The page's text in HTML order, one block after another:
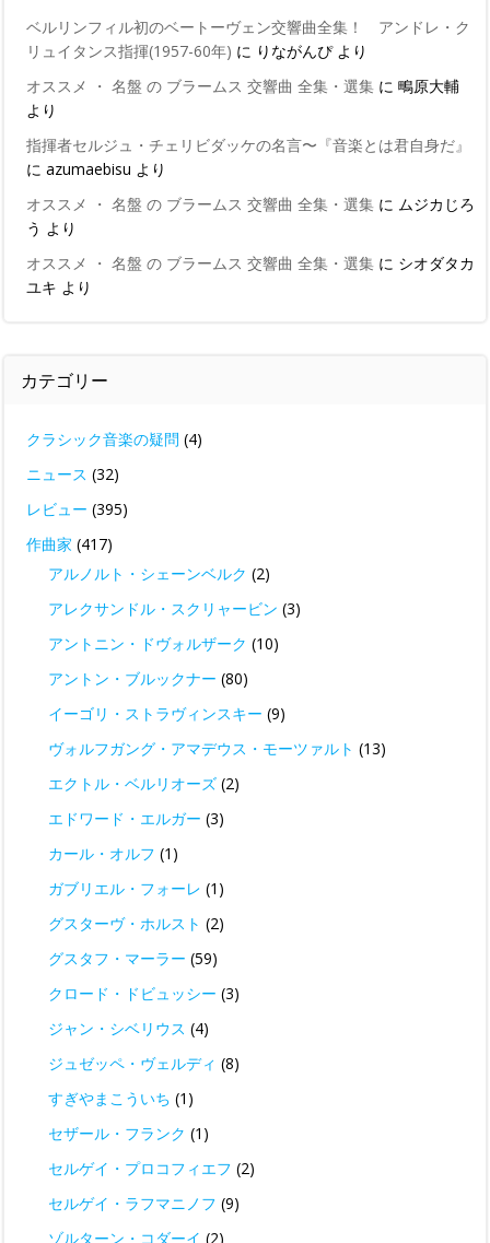
ベルリンフィル初のベートーヴェン交響曲全集！ アンドレ・ク
リュイタンス指揮(1957-60年) に りながんぴより
オススメ ・ 名盤 の ブラームス 交響曲 全集・選集 に 鴫原大輔
より
指揮者セルジュ・チェリビダッケの名言〜『音楽とは君自身だ』
に azumaebisu より
オススメ ・ 名盤 の ブラームス 交響曲 全集・選集 に ムジカじろ
う より
オススメ ・ 名盤 の ブラームス 交響曲 全集・選集 に シオダタカ
ユキ より
カテゴリー
クラシック音楽の疑問 (4)
ニュース (32)
レビュー (395)
作曲家 (417)
アルノルト・シェーンベルク (2)
アレクサンドル・スクリャービン (3)
アントニン・ドヴォルザーク (10)
アントン・ブルックナー (80)
イーゴリ・ストラヴィンスキー (9)
ヴォルフガング・アマデウス・モーツァルト (13)
エクトル・ベルリオーズ (2)
エドワード・エルガー (3)
カール・オルフ (1)
ガブリエル・フォーレ (1)
グスターヴ・ホルスト (2)
グスタフ・マーラー (59)
クロード・ドビュッシー (3)
ジャン・シベリウス (4)
ジュゼッペ・ヴェルディ (8)
すぎやまこういち (1)
セザール・フランク (1)
セルゲイ・プロコフィエフ (2)
セルゲイ・ラフマニノフ (9)
ゾルターン・コダーイ (2)